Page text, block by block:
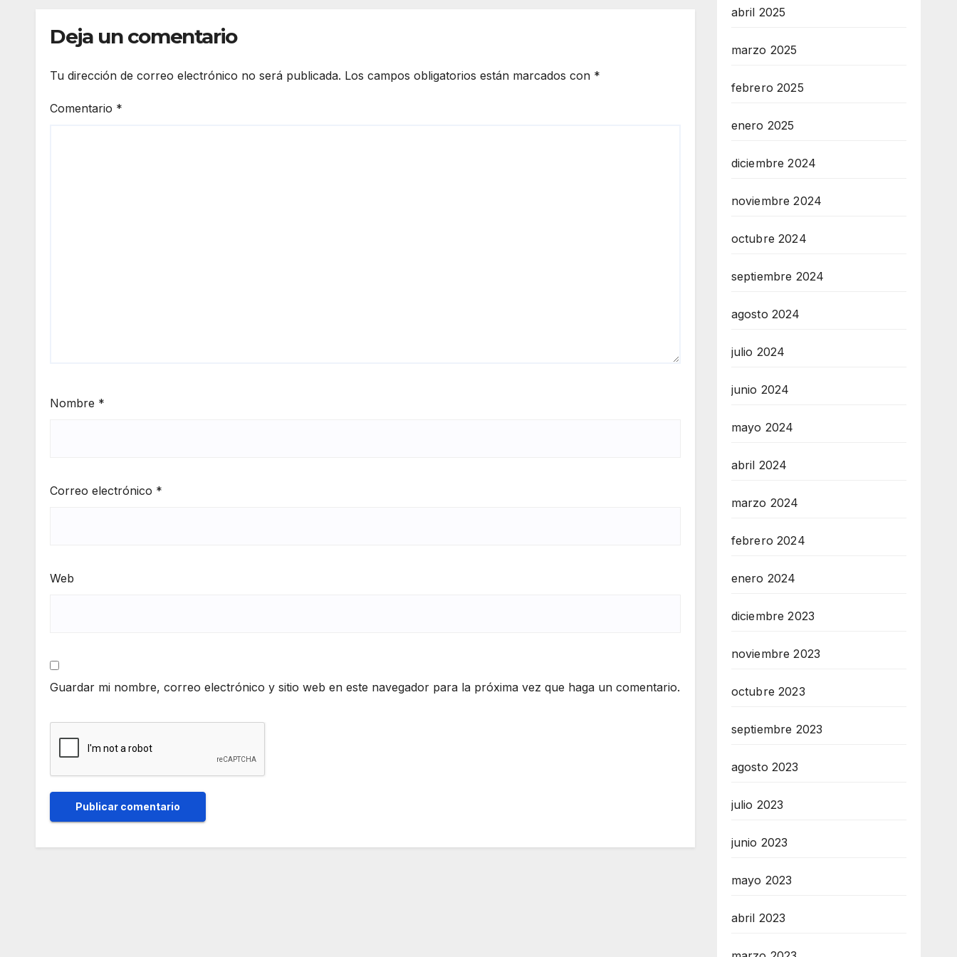
Deja un comentario
Tu dirección de correo electrónico no será publicada. Los campos obligatorios están marcados con *
Comentario *
Nombre *
Correo electrónico *
Web
Guardar mi nombre, correo electrónico y sitio web en este navegador para la próxima vez que haga un comentario.
abril 2025
marzo 2025
febrero 2025
enero 2025
diciembre 2024
noviembre 2024
octubre 2024
septiembre 2024
agosto 2024
julio 2024
junio 2024
mayo 2024
abril 2024
marzo 2024
febrero 2024
enero 2024
diciembre 2023
noviembre 2023
octubre 2023
septiembre 2023
agosto 2023
julio 2023
junio 2023
mayo 2023
abril 2023